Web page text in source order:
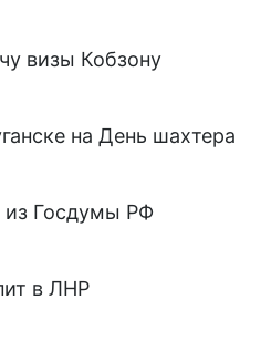
визы Кобзону
на День шахтера
из Госдумы РФ
в ЛНР